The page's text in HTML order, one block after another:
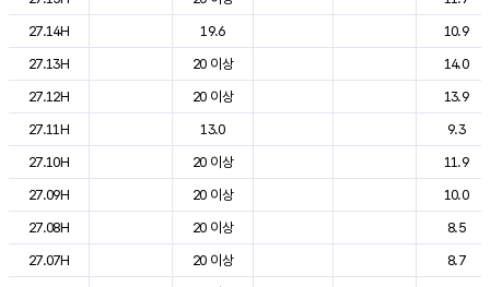
27.14H
19.6
10.9
27.13H
20 이상
14.0
27.12H
20 이상
13.9
27.11H
13.0
9.3
27.10H
20 이상
11.9
27.09H
20 이상
10.0
27.08H
20 이상
8.5
27.07H
20 이상
8.7